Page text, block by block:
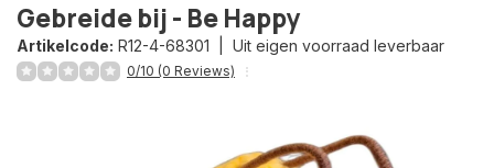
Gebreide bij - Be Happy
Artikelcode: R12-4-68301 | Uit eigen voorraad leverbaar
0/10 (0 Reviews)